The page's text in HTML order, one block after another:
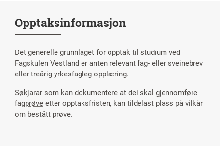
Opptaksinformasjon
Det generelle grunnlaget for opptak til studium ved
Fagskulen Vestland er anten relevant fag- eller sveinebrev
eller treårig yrkesfagleg opplæring.
Søkjarar som kan dokumentere at dei skal gjennomføre
fagprøve etter opptaksfristen, kan tildelast plass på vilkår
om bestått prøve.